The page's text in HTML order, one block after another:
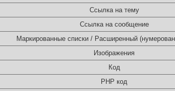
Ссылка на тему
Ссылка на сообщение
Маркированные списки / Расширенный
Изображения
Код
PHP код